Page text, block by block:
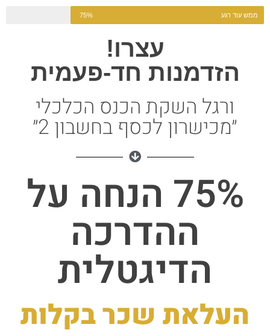
ממש עוד רגע 75%
עצרו!
הזדמנות חד-פעמית
ורגל השקת הכנס הכלכלי
״מכישרון לכסף בחשבון 2״
75% הנחה על
ההדרכה
הדיגטלית
העלאת שכר בקלות